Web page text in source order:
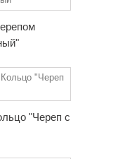
"Череп с